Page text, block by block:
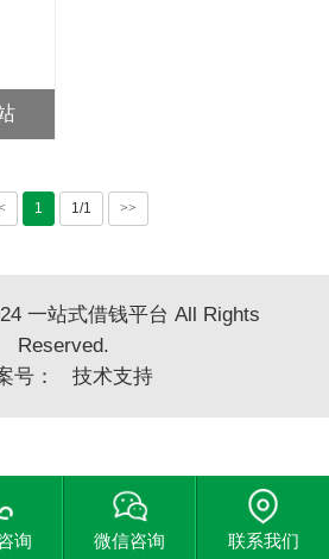
1 1/1 >>
一站式借钱平台 All Rights
Reserved.
号：
技术支持
询 微信咨询 联系我们